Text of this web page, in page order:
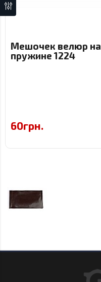
Мешочек велюр на
пружине 1224
60грн.